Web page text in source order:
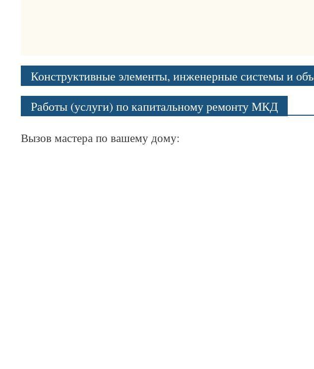
Конструктивные элементы, инженерные системы и
Работы (услуги) по капитальному ремонту МКД
Вызов мастера по вашему дому: